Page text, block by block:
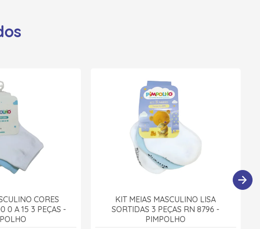
CORES
0 A 15 3 PEÇAS -
KIT MEIAS MASCULINO LISA
SORTIDAS 3 PEÇAS RN 8796 -
PIMPOLHO